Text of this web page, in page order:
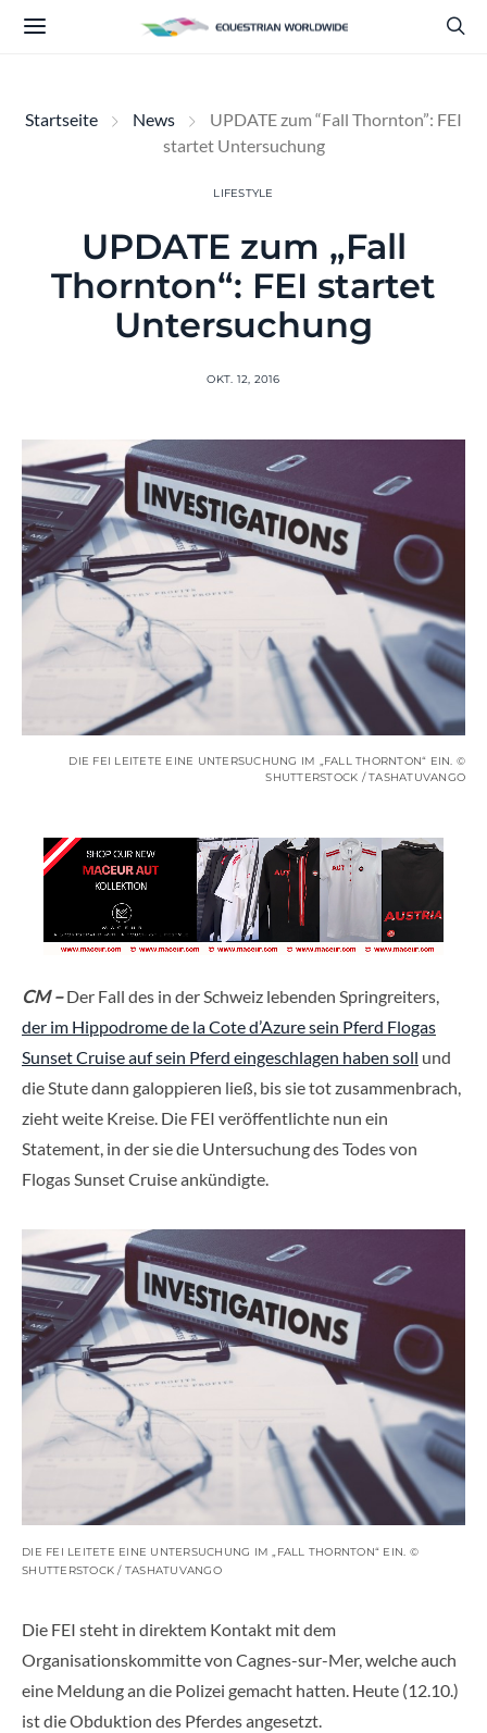
Startseite News
UPDATE zum “Fall Thornton”: FEI
startet Untersuchung
LIFESTYLE
UPDATE zum „Fall
Thornton“: FEI startet
Untersuchung
OKT. 12, 2016
DIE FEI LEITETE EINE UNTERSUCHUNG IM „FALL THORNTON“ EIN. ©
SHUTTERSTOCK / TASHATUVANGO
CM –Der Fall des in der Schweiz lebenden Springreiters,
der im Hippodrome de la Cote d’Azure sein Pferd Flogas
Sunset Cruise auf sein Pferd eingeschlagen haben soll und
die Stute dann galoppieren ließ, bis sie tot zusammenbrach,
zieht weite Kreise. Die FEI veröffentlichte nun ein
Statement, in der sie die Untersuchung des Todes von
Flogas Sunset Cruise ankündigte.
DIE FEI LEITETE EINE UNTERSUCHUNG IM „FALL THORNTON“ EIN. ©
SHUTTERSTOCK / TASHATUVANGO
Die FEI steht in direktem Kontakt mit dem
Organisationskommitte von Cagnes-sur-Mer, welche auch
eine Meldung an die Polizei gemacht hatten. Heute (12.10.)
ist die Obduktion des Pferdes angesetzt.